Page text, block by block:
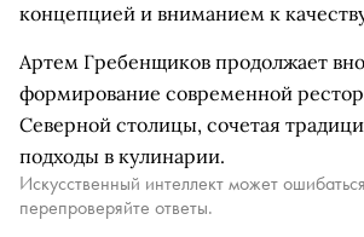
концепцией и вниманием к
Артем Гребенщиков продолжает
формирование современной
Северной столицы, сочетая
подходы в кулинарии.
Искусственный интеллект может
перепроверяйте ответы.